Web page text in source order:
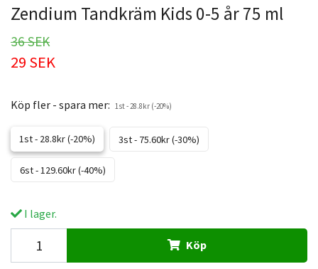
Zendium Tandkräm Kids 0-5 år 75 ml
36 SEK
29 SEK
Köp fler - spara mer: 1st - 28.8kr (-20%)
1st - 28.8kr (-20%) 3st - 75.60kr (-30%)
6st - 129.60kr (-40%)
I lager.
Köp